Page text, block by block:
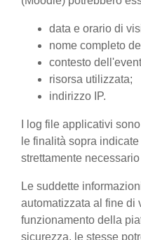
data e orario di
nome completo
contesto
risorsa utilizzata;
indirizzo IP.
I log file applicativi
le finalità sopra
strettamente
Le suddette
automatizzata al fine di
funzionamento della
sicurezza, le stesse